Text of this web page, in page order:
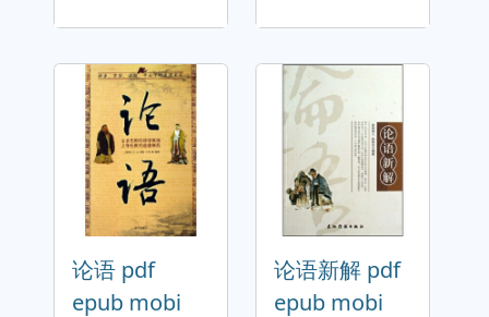
论语 pdf
epub mobi
论语新解 pdf
epub mobi